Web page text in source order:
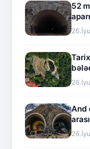
52
And